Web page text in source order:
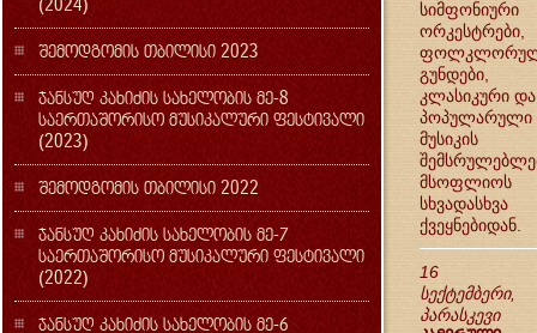
შემოდგომის თბილისი 2023
ჯანსუღ კახიძის სახელობის მე-8
საერთაშორისო მუსიკალური ფესტივალი
(2023)
შემოდგომის თბილისი 2022
ჯანსუღ კახიძის სახელობის მე-7
საერთაშორისო მუსიკალური ფესტივალი
(2022)
ჯანსუღ კახიძის სახელობის მე-6
სიმფონიური
ორკესტრები,
გუნდები,
კლასიკური და
პოპულარული
მუსიკის
მსოფლიოს
სხვადასხვა
ქვეყნებიდან.
16
სექტემბერი,
პარასკევი